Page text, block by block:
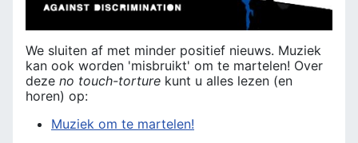
We sluiten af met minder positief nieuws. Muziek
kan ook worden 'misbruikt' om te martelen! Over
deze no touch-torture kunt u alles lezen (en
horen) op:
Muziek om te martelen!